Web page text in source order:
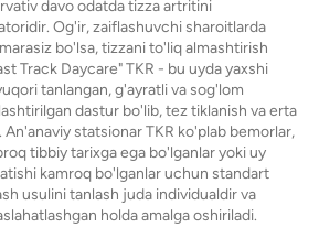
davo odatda tizza artritini
Og'ir, zaiflashuvchi sharoitlarda
bo'lsa, tizzani to'liq almashtirish
Track Daycare" TKR - bu uyda yaxshi
tanlangan, g'ayratli va sog'lom
dastur bo'lib, tez tiklanish va erta
statsionar TKR ko'plab bemorlar,
tibbiy tarixga ega bo'lganlar yoki uy
kamroq bo'lganlar uchun standart
usulini tanlash juda individualdir va
holda amalga oshiriladi.